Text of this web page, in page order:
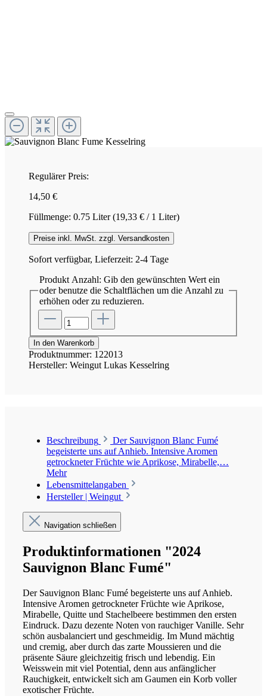
Regulärer Preis:
14,50 €
Füllmenge: 0.75 Liter(19,33 € / 1 Liter)
Preise inkl. MwSt. zzgl. Versandkosten
Sofort verfügbar, Lieferzeit: 2-4 Tage
Produkt Anzahl: Gib den gewünschten Wert ein
oder benutze die Schaltflächen um die Anzahl zu
erhöhen oder zu reduzieren.
In den Warenkorb
Produktnummer: 122013
Hersteller: Weingut Lukas Kesselring
Beschreibung
Der Sauvignon Blanc Fumé
begeisterte uns auf Anhieb. Intensive Aromen
getrockneter Früchte wie Aprikose, Mirabelle,…
Mehr
Lebensmittelangaben
Hersteller | Weingut
Navigation schließen
Produktinformationen "2024
Sauvignon Blanc Fumé"
Der Sauvignon Blanc Fumé begeisterte uns auf Anhieb.
Intensive Aromen getrockneter Früchte wie Aprikose,
Mirabelle, Quitte und Stachelbeere bestimmen den ersten
Eindruck. Dazu dezente Noten von rauchiger Vanille. Sehr
schön ausbalanciert und geschmeidig. Im Mund mächtig
und cremig, aber durch das zarte Moussieren und die
präsente Säure gleichzeitig frisch und lebendig. Ein
Weisswein mit viel Potential, denn aus anfänglicher
Rauchigkeit, entwickelt sich am Gaumen ein Korb voller
exotischer Früchte.